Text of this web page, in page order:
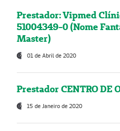
Prestador: Vipmed
51004349-0 (Nome
Master)
01 de Abril de 2020
Prestador CENTRO DE
15 de Janeiro de 2020